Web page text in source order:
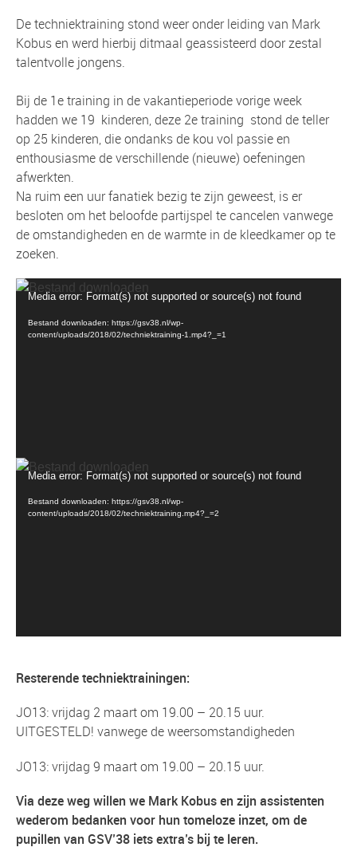
De techniektraining stond weer onder leiding van Mark
Kobus en werd hierbij ditmaal geassisteerd door zestal
talentvolle jongens.
Bij de 1e training in de vakantieperiode vorige week
hadden we 19 kinderen, deze 2e training stond de teller
op 25 kinderen, die ondanks de kou vol passie en
enthousiasme de verschillende (nieuwe) oefeningen
afwerkten.
Na ruim een uur fanatiek bezig te zijn geweest, is er
besloten om het beloofde partijspel te cancelen vanwege
de omstandigheden en de warmte in de kleedkamer op te
zoeken.
Videospeler
Media error: Format(s) not supported or source(s) not found
Bestand downloaden: https://gsv38.nl/wp-
content/uploads/2018/02/techniektraining-1.mp4?_=1
Videospeler
Media error: Format(s) not supported or source(s) not found
Bestand downloaden: https://gsv38.nl/wp-
content/uploads/2018/02/techniektraining.mp4?_=2
Resterende techniektrainingen:
JO13: vrijdag 2 maart om 19.00 – 20.15 uur.
UITGESTELD! vanwege de weersomstandigheden
JO13: vrijdag 9 maart om 19.00 – 20.15 uur.
Via deze weg willen we Mark Kobus en zijn assistenten
wederom bedanken voor hun tomeloze inzet, om de
pupillen van GSV’38 iets extra’s bij te leren.